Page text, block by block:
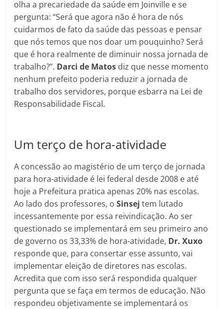
olha a precariedade da saúde em Joinville e se
pergunta: “Será que agora não é hora de nós
cuidarmos de fato da saúde das pessoas e pensar
que nós temos que nos doar um pouquinho? Será
que é hora realmente de diminuir nossa jornada de
trabalho?”. Darci de Matos diz que nesse momento
nenhum prefeito poderia reduzir a jornada de
trabalho dos servidores, porque esbarra na Lei de
Responsabilidade Fiscal.
Um terço de hora-atividade
A concessão ao magistério de um terço de jornada
para hora-atividade é lei federal desde 2008 e até
hoje a Prefeitura pratica apenas 20% nas escolas.
Ao lado dos professores, oSinsej tem lutado
incessantemente por essa reivindicação. Ao ser
questionado se implementará em seu primeiro ano
de governo os 33,33% de hora-atividade, Dr. Xuxo
responde que, para consertar esse assunto, vai
implementar eleição de diretores nas escolas.
Acredita que com isso será respondida qualquer
pergunta que se faça em termos de educação. Não
respondeu objetivamente se implementará os